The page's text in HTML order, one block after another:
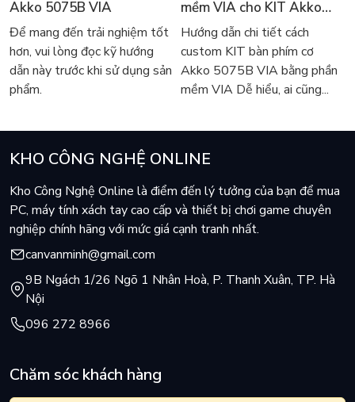
Phản Ứng Tức Thời
Màn hình ViewSonic VX2468-PC-MHD cho trải nghiệm chơi game
tốt hơn với thời gian phản hồi nhanh 1ms (MPRT). Phản ứng
nhanh hơn và chơi game chính xác.
Akko 5075B VIA
Để mang đến trải nghiệm tốt
hơn, vui lòng đọc kỹ hướng
dẫn này trước khi sử dụng sản
phẩm.
mềm VIA cho KIT Akko
5075B VIA
Hướng dẫn chi tiết cách
custom KIT bàn phím cơ
Akko 5075B VIA bằng phần
mềm VIA Dễ hiểu, ai cũng...
KHO CÔNG NGHỆ ONLINE
Kho Công Nghệ Online là điểm đến lý tưởng của bạn để mua
PC, máy tính xách tay cao cấp và thiết bị chơi game chuyên
nghiệp chính hãng với mức giá cạnh tranh nhất.
canvanminh@gmail.com
9B Ngách 1/26 Ngõ 1 Nhân Hoà, P. Thanh Xuân, TP. Hà
Nội
096 272 8966
Chăm sóc khách hàng